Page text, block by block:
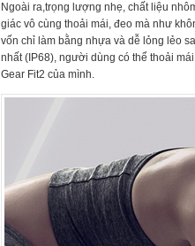
Ngoài ra,trọng lượng nhẹ, chất liệu
giác vô cùng thoải mái, đeo mà như
vốn chỉ làm bằng nhựa và dễ lỏng lẻo
nhất (IP68), người dùng có thể thoải
Gear Fit2 của mình.